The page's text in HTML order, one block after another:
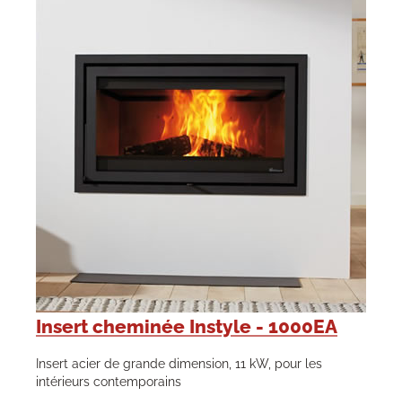
Insert cheminée Instyle - 1000EA
Insert acier de grande dimension, 11 kW, pour les
intérieurs contemporains